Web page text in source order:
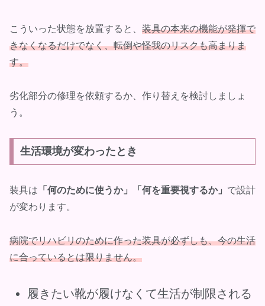
こういった状態を放置すると、 装具の本来の機能が発揮で
きなくなるだけでなく、転倒や怪我のリスクも高まりま
す。
劣化部分の修理を依頼するか、作り替えを検討しましょ
う。
生活環境が変わったとき
装具は 「何のために使うか」「何を重要視するか」 で設計
が変わります。
病院でリハビリのために作った装具が必ずしも、今の生活
に合っているとは限りません。
履きたい靴が履けなくて生活が制限される